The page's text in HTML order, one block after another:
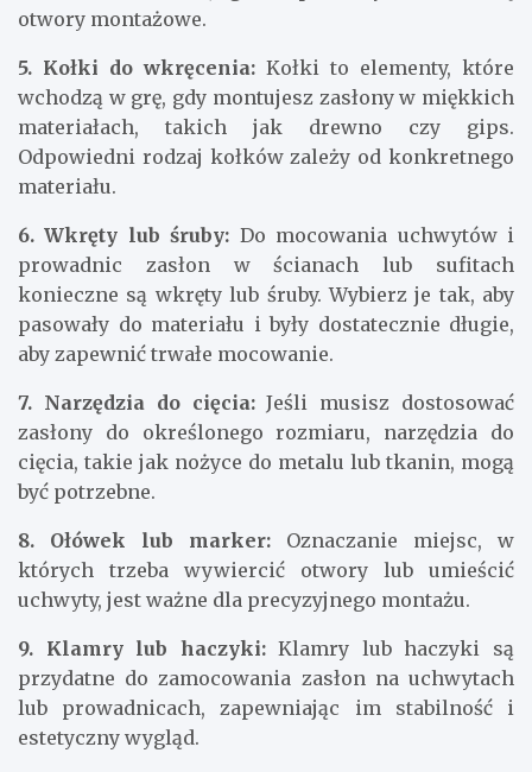
otwory montażowe.
5. Kołki do wkręcenia: Kołki to elementy, które
wchodzą w grę, gdy montujesz zasłony w miękkich
materiałach, takich jak drewno czy gips.
Odpowiedni rodzaj kołków zależy od konkretnego
materiału.
6. Wkręty lub śruby: Do mocowania uchwytów i
prowadnic zasłon w ścianach lub sufitach
konieczne są wkręty lub śruby. Wybierz je tak, aby
pasowały do materiału i były dostatecznie długie,
aby zapewnić trwałe mocowanie.
7. Narzędzia do cięcia:Jeśli musisz dostosować
zasłony do określonego rozmiaru, narzędzia do
cięcia, takie jak nożyce do metalu lub tkanin, mogą
być potrzebne.
8. Ołówek lub marker: Oznaczanie miejsc, w
których trzeba wywiercić otwory lub umieścić
uchwyty, jest ważne dla precyzyjnego montażu.
9. Klamry lub haczyki:Klamry lub haczyki są
przydatne do zamocowania zasłon na uchwytach
lub prowadnicach, zapewniając im stabilność i
estetyczny wygląd.